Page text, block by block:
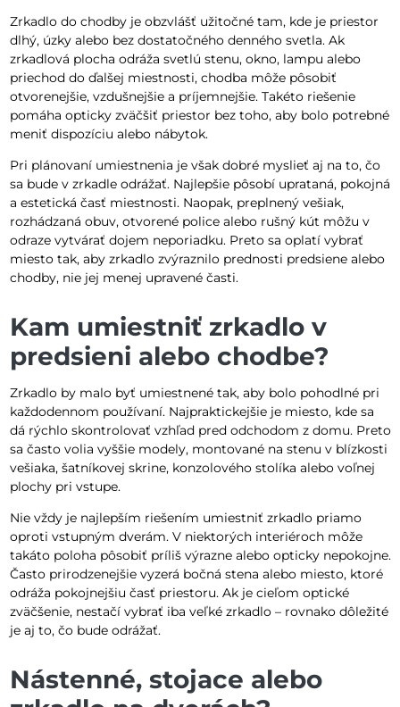
Zrkadlo do chodby je obzvlášť užitočné tam, kde je priestor
dlhý, úzky alebo bez dostatočného denného svetla. Ak
zrkadlová plocha odráža svetlú stenu, okno, lampu alebo
priechod do ďalšej miestnosti, chodba môže pôsobiť
otvorenejšie, vzdušnejšie a príjemnejšie. Takéto riešenie
pomáha opticky zväčšiť priestor bez toho, aby bolo potrebné
meniť dispozíciu alebo nábytok.
Pri plánovaní umiestnenia je však dobré myslieť aj na to, čo
sa bude v zrkadle odrážať. Najlepšie pôsobí uprataná, pokojná
a estetická časť miestnosti. Naopak, preplnený vešiak,
rozhádzaná obuv, otvorené police alebo rušný kút môžu v
odraze vytvárať dojem neporiadku. Preto sa oplatí vybrať
miesto tak, aby zrkadlo zvýraznilo prednosti predsiene alebo
chodby, nie jej menej upravené časti.
Kam umiestniť zrkadlo v
predsieni alebo chodbe?
Zrkadlo by malo byť umiestnené tak, aby bolo pohodlné pri
každodennom používaní. Najpraktickejšie je miesto, kde sa
dá rýchlo skontrolovať vzhľad pred odchodom z domu. Preto
sa často volia vyššie modely, montované na stenu v blízkosti
vešiaka, šatníkovej skrine, konzolového stolíka alebo voľnej
plochy pri vstupe.
Nie vždy je najlepším riešením umiestniť zrkadlo priamo
oproti vstupným dverám. V niektorých interiéroch môže
takáto poloha pôsobiť príliš výrazne alebo opticky nepokojne.
Často prirodzenejšie vyzerá bočná stena alebo miesto, ktoré
odráža pokojnejšiu časť priestoru. Ak je cieľom optické
zväčšenie, nestačí vybrať iba veľké zrkadlo – rovnako dôležité
je aj to, čo bude odrážať.
Nástenné, stojace alebo